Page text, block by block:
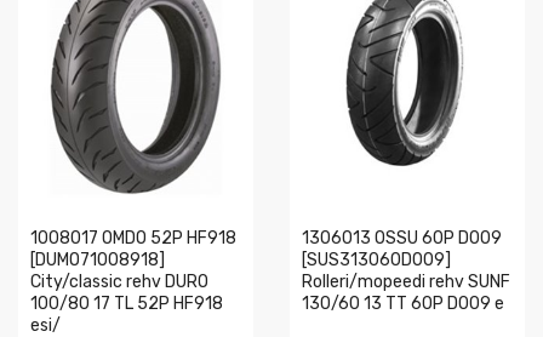
1008017 OMDO 52P HF918
[DUMO71008918]
City/classic rehv DURO
100/80 17 TL 52P HF918
esi/
1306013 OSSU 60P D009
[SUS313060D009]
Rolleri/mopeedi rehv SUNF
130/60 13 TT 60P D009 e